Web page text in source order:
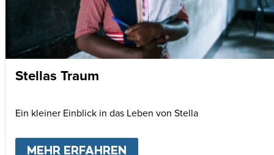
Stellas Traum
Ein kleiner Einblick in das Leben von Stella
MEHR ERFAHREN